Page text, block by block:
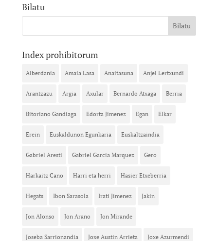
Bilatu
Index prohibitorum
Alberdania Amaia Lasa Anaitasuna Anjel Lertxundi
Arantzazu Argia Axular Bernardo Atxaga Berria
Bitoriano Gandiaga Edorta Jimenez Egan Elkar
Erein Euskaldunon Egunkaria Euskaltzaindia
Gabriel Aresti Gabriel Garcia Marquez Gero
Harkaitz Cano Harri eta herri Hasier Etxeberria
Hegats Ibon Sarasola Irati Jimenez Jakin
Jon Alonso Jon Arano Jon Mirande
Joseba Sarrionandia Joxe Austin Arrieta Joxe Azurmendi